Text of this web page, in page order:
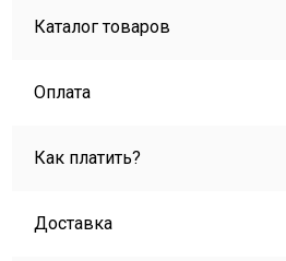
Каталог товаров
Оплата
Как платить?
Доставка